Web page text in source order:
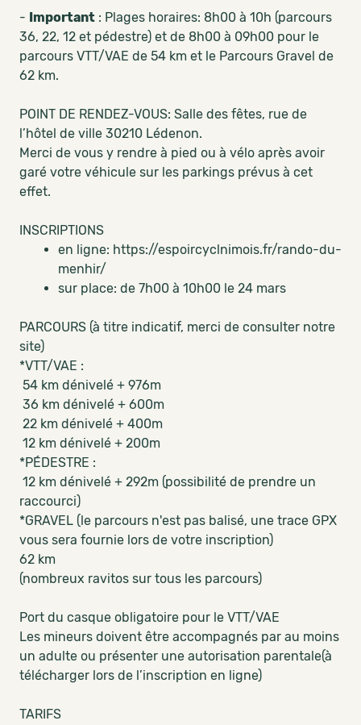
- Important : Plages horaires: 8h00 à 10h (parcours
36, 22, 12 et pédestre) et de 8h00 à 09h00 pour le
parcours VTT/VAE de 54 km et le Parcours Gravel de
62 km.
POINT DE RENDEZ-VOUS: Salle des fêtes, rue de
l’hôtel de ville 30210 Lédenon.
Merci de vous y rendre à pied ou à vélo après avoir
garé votre véhicule sur les parkings prévus à cet
effet.
INSCRIPTIONS
en ligne: https://espoircyclnimois.fr/rando-du-
menhir/
sur place: de 7h00 à 10h00 le 24 mars
PARCOURS (à titre indicatif, merci de consulter notre
site)
*VTT/VAE :
54 km dénivelé + 976m
36 km dénivelé + 600m
22 km dénivelé + 400m
12 km dénivelé + 200m
*PÉDESTRE :
12 km dénivelé + 292m (possibilité de prendre un
raccourci)
*GRAVEL (le parcours n'est pas balisé, une trace GPX
vous sera fournie lors de votre inscription)
62 km
(nombreux ravitos sur tous les parcours)
Port du casque obligatoire pour le VTT/VAE
Les mineurs doivent être accompagnés par au moins
un adulte ou présenter une autorisation parentale(à
télécharger lors de l’inscription en ligne)
TARIFS